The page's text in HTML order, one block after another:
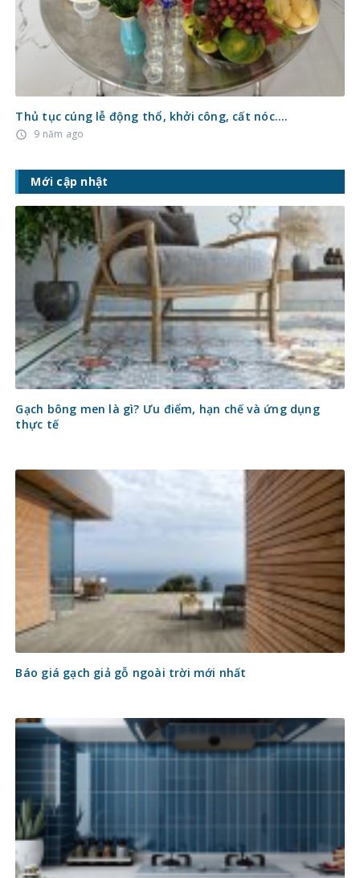
Thủ tục cúng lễ động thổ, khởi công, cất nóc….
access_time 9 năm ago
Mới cập nhật
Gạch bông men là gì? Ưu điểm, hạn chế và ứng dụng
thực tế
Báo giá gạch giả gỗ ngoài trời mới nhất